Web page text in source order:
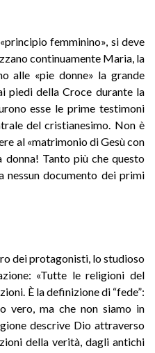
femminino», si deve
continuamente Maria, la
alle «pie donne» la grande
piedi della Croce durante la
esse le prime testimoni
del cristianesimo. Non è
al «matrimonio di Gesù con
Tanto più che questo
documento dei primi
dei protagonisti, lo studioso
«Tutte le religioni del
È la definizione di “fede”:
vero, ma che non siamo in
descrive Dio attraverso
della verità, dagli antichi